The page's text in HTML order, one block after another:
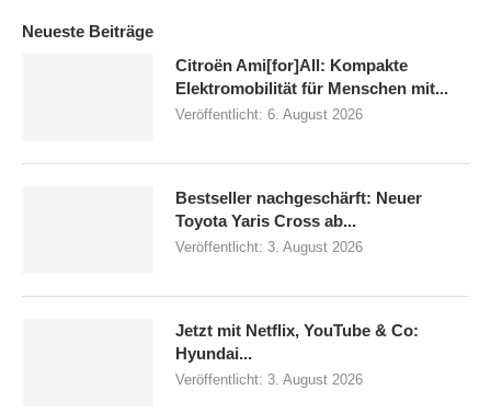
Neueste Beiträge
Citroën Ami[for]All: Kompakte
Elektromobilität für Menschen mit...
Veröffentlicht: 6. August 2026
Bestseller nachgeschärft: Neuer
Toyota Yaris Cross ab...
Veröffentlicht: 3. August 2026
Jetzt mit Netflix, YouTube & Co:
Hyundai...
Veröffentlicht: 3. August 2026